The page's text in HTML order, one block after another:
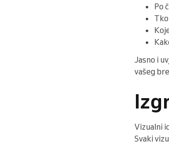
Po
Jasno i
vašeg
Vizualni
Svaki